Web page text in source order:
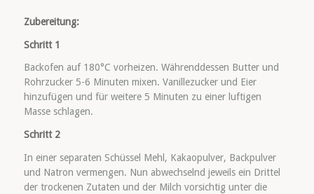
Zubereitung:
Schritt 1
Backofen auf 180°C vorheizen. Währenddessen Butter und
Rohrzucker 5-6 Minuten mixen. Vanillezucker und Eier
hinzufügen und für weitere 5 Minuten zu einer luftigen
Masse schlagen.
Schritt 2
In einer separaten Schüssel Mehl, Kakaopulver, Backpulver
und Natron vermengen. Nun abwechselnd jeweils ein Drittel
der trockenen Zutaten und der Milch vorsichtig unter die